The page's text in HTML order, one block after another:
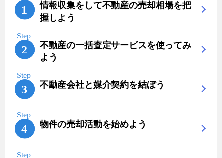
情報収集をして不動産の売却相場を把
握しよう
不動産の一括査定サービスを使ってみ
よう
不動産会社と媒介契約を結ぼう
物件の売却活動を始めよう